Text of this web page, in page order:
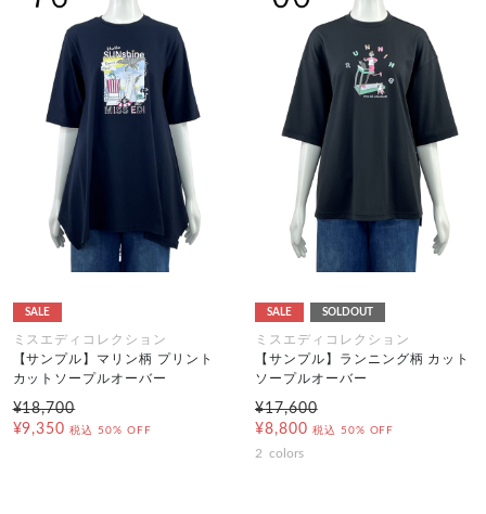
SALE
ミスエディコレクション
【サンプル】マリン柄 プリント
カットソープルオーバー
¥18,700
¥9,350 税込 50% OFF
SALE SOLDOUT
ミスエディコレクション
【サンプル】ランニング柄 カット
ソープルオーバー
¥17,600
¥8,800 税込 50% OFF
2 colors